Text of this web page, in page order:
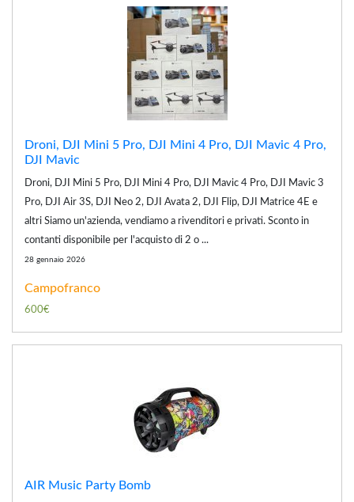
Droni, DJI Mini 5 Pro, DJI Mini 4 Pro, DJI Mavic 4 Pro,
DJI Mavic
Droni, DJI Mini 5 Pro, DJI Mini 4 Pro, DJI Mavic 4 Pro, DJI Mavic 3
Pro, DJI Air 3S, DJI Neo 2, DJI Avata 2, DJI Flip, DJI Matrice 4E e
altri Siamo un'azienda, vendiamo a rivenditori e privati. Sconto in
contanti disponibile per l'acquisto di 2 o ...
28 gennaio 2026
Campofranco
600€
AIR Music Party Bomb